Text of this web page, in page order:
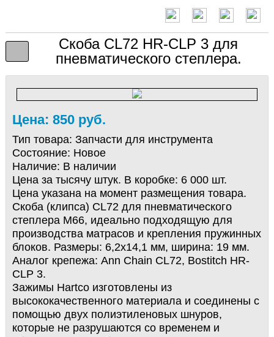
Скоба CL72 HR-CLP 3 для
пневматического степлера.
Цена: 850 руб.
Тип товара: Запчасти для инструмента
Состояние: Новое
Наличие: В наличии
Цена за тысячу штук. В коробке: 6 000 шт.
Цена указана на момент размещения товара.
Скоба (клипса) CL72 для пневматического
степлера M66, идеально подходящую для
производства матрасов и крепления пружинных
блоков. Размеры: 6,2х14,1 мм, ширина: 19 мм.
Аналог крепежа: Ann Chain CL72, Bostitch HR-
CLP 3.
Зажимы Hartco изготовлены из
высококачественного материала и соединены с
помощью двух полиэтиленовых шнуров,
которые не разрушаются со временем и